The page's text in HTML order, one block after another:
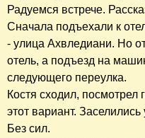
Радуемся встрече.
Сначала подъехали к
- улица Ахвледиани. Но
отель, а подъезд на
следующего переулка.
Костя сходил, посмотрел
этот вариант.
Без сил.